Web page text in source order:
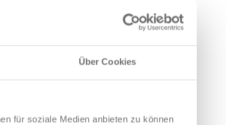
Über Cookies
für soziale Medien anbieten zu können